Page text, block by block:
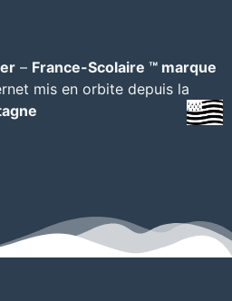
– France-Scolaire ™ marque
mis en orbite depuis la